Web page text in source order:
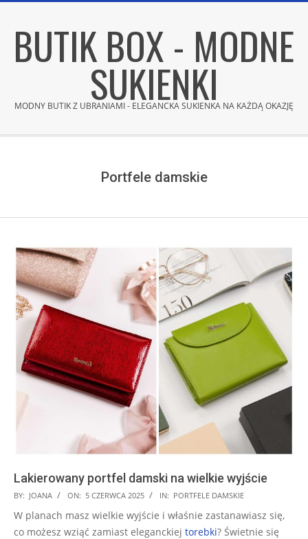
contentBUTIK BOX - MODNE
SUKIENKI
MODNY BUTIK Z UBRANIAMI - ELEGANCKA SUKIENKA NA KAŻDĄ OKAZJĘ
Portfele damskie
Lakierowany portfel damski na wielkie wyjście
2025-
06-
05
BY: JOANA ON: 5 CZERWCA 2025 IN: PORTFELE DAMSKIE
W planach masz wielkie wyjście i właśnie zastanawiasz się,
co możesz wziąć zamiast eleganckiej torebki? Świetnie się